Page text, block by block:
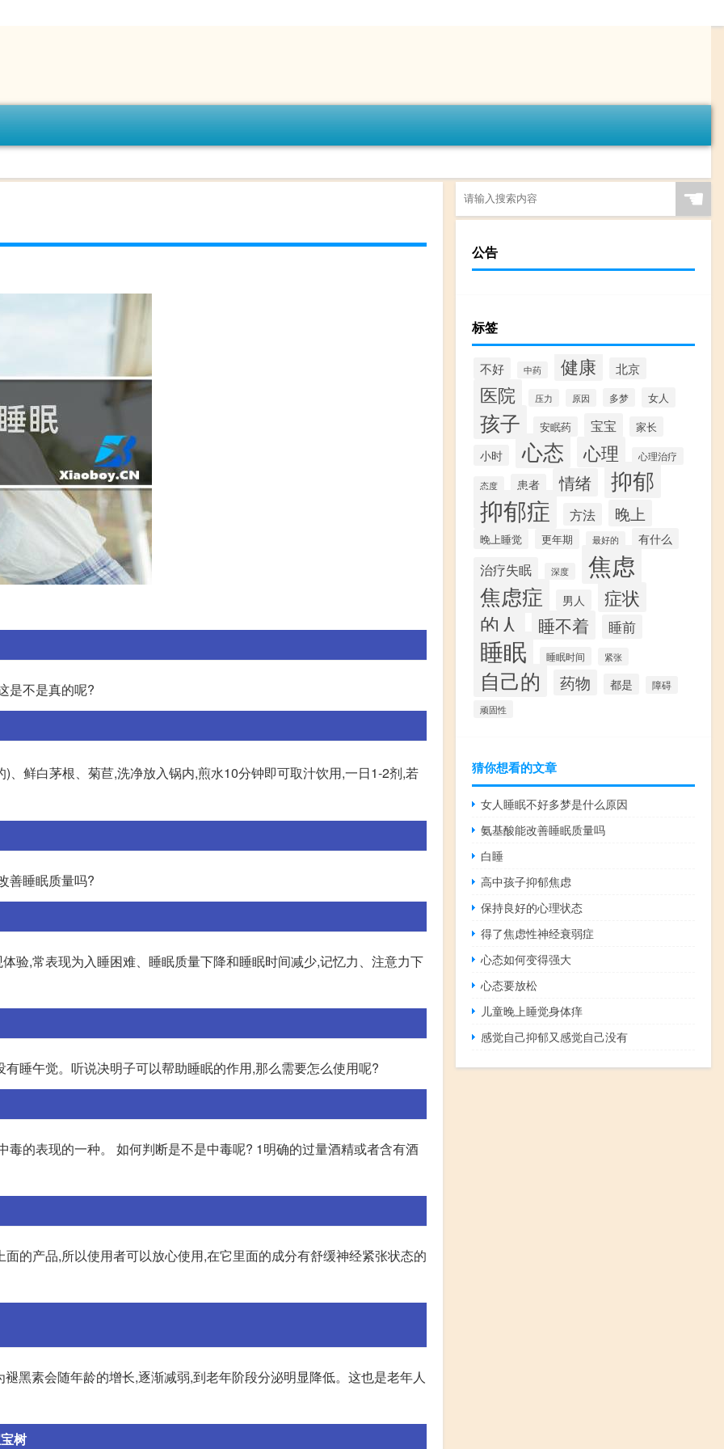
是不是真的呢?
)、鲜白茅根、菊苣,洗净放入锅内,煎水10分钟即可取汁饮用,一日1-2剂,若
善睡眠质量吗?
验,常表现为入睡困难、睡眠质量下降和睡眠时间减少,记忆力、注意力下
睡午觉。听说决明子可以帮助睡眠的作用,那么需要怎么使用呢?
的表现的一种。 如何判断是不是中毒呢? 1明确的过量酒精或者含有酒
的产品,所以使用者可以放心使用,在它里面的成分有舒缓神经紧张状态的
黑素会随年龄的增长,逐渐减弱,到老年阶段分泌明显降低。这也是老年人
树
☚
公告
标签
不好 中药 健康 北京
医院 压力 原因 多梦 女人
孩子 安眠药 宝宝 家长
小时 心态 心理 心理治疗
态度 患者 情绪 抑郁
抑郁症 方法 晚上
晚上睡觉 更年期 最好的 有什么
治疗失眠 深度 焦虑
焦虑症 男人 症状
的人 睡不着 睡前
睡眠 睡眠时间 紧张
自己的 药物 都是
障碍
顽固性
猜你想看的文章
女人睡眠不好多梦是什么原因
氨基酸能改善睡眠质量吗
白睡
高中孩子抑郁焦虑
保持良好的心理状态
得了焦虑性神经衰弱症
心态如何变得强大
心态要放松
儿童晚上睡觉身体痒
感觉自己抑郁又感觉自己没有